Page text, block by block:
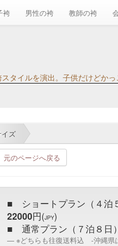
袴 男性の袴 教師の袴
タイルを演出。子供だけどか
ズ
元のページへ戻る
■ ショートプラン（４泊
22000円(JPY)
■ 通常プラン（７泊８日）
※どちらも往復送料込 -沖縄県